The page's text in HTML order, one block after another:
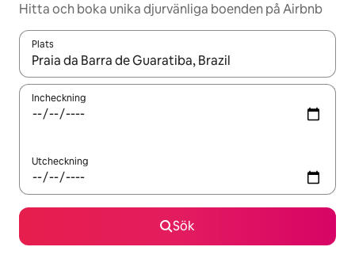
Hitta och boka unika djurvänliga boenden på Airbnb
Plats
När resultaten är tillgängliga kan du navigera med upp- och
Incheckning
Utcheckning
Sök